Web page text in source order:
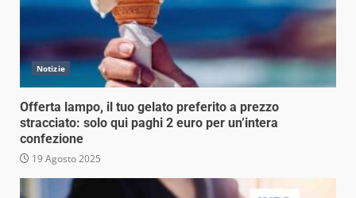
Notizie
Offerta lampo, il tuo gelato preferito a prezzo
stracciato: solo qui paghi 2 euro per un’intera
confezione
19 Agosto 2025